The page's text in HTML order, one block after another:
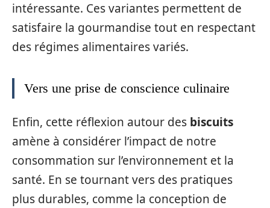
intéressante. Ces variantes permettent de
satisfaire la gourmandise tout en respectant
des régimes alimentaires variés.
Vers une prise de conscience culinaire
Enfin, cette réflexion autour des biscuits
amène à considérer l’impact de notre
consommation sur l’environnement et la
santé. En se tournant vers des pratiques
plus durables, comme la conception de